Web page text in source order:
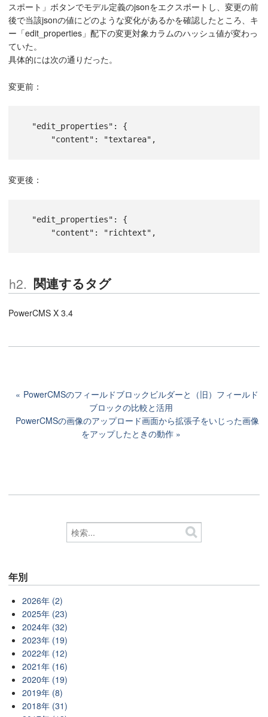
スポート」ボタンでモデル定義のjsonをエクスポートし、変更の前
後で当該jsonの値にどのような変化があるかを確認したところ、キ
ー「edit_properties」配下の変更対象カラムのハッシュ値が変わっ
ていた。
具体的には次の通りだった。
変更前：
  "edit_properties": {
"content": "textarea",
変更後：
  "edit_properties": {
"content": "richtext",
関連するタグ
PowerCMS X 3.4
PowerCMSのフィールドブロックビルダーと（旧）フィールド
ブロックの比較と活用
PowerCMSの画像のアップロード画面から拡張子をいじった画像
をアップしたときの動作
年別
2026年 (2)
2025年 (23)
2024年 (32)
2023年 (19)
2022年 (12)
2021年 (16)
2020年 (19)
2019年 (8)
2018年 (31)